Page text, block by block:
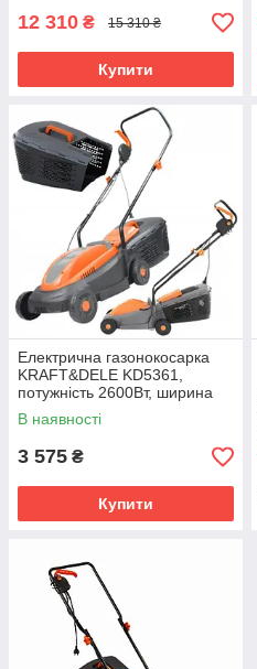
12 310 ₴ 15 310 ₴
Купити
Електрична газонокосарка
KRAFT&DELE KD5361,
потужність 2600Вт, ширина
зрізу 32 см, травозбірник 25 л
– для догляду за газоном
В наявності
3 575 ₴
Купити